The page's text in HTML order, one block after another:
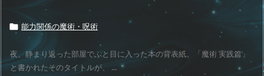
 能力関係の魔術・呪術
夜、静まり返った部屋でふと目に入った本の背表紙。「魔術 実践篇」
と書かれたそのタイトルが、 ...